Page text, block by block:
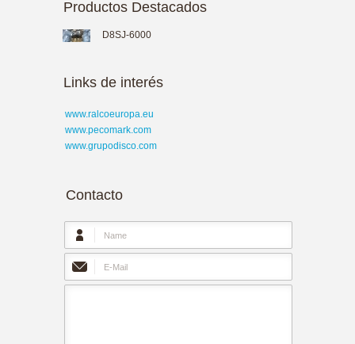
Productos Destacados
D8SJ-6000
Links de interés
www.ralcoeuropa.eu
www.pecomark.com
www.grupodisco.com
Contacto